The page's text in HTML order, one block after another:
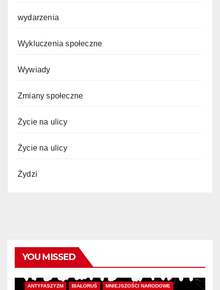
wydarzenia
Wykluczenia społeczne
Wywiady
Zmiany społeczne
Życie na ulicy
Życie na ulicy
Żydzi
YOU MISSED
ANTYFASZYZM BIAŁORUŚ MNIEJSZOŚCI NARODOWE